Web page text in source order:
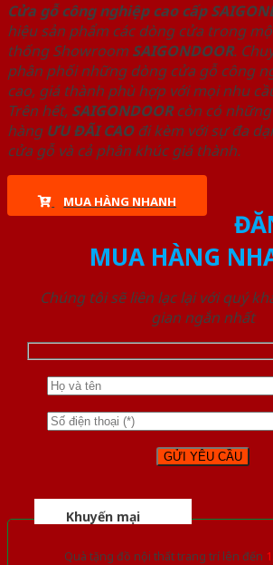
Cửa gỗ công nghiệp cao cấp
hiệu sản phẩm các dòng cửa trong
thống Showroom SAIGONDOOR.
phân phối những dòng cửa gỗ công
cao, giá thành phù hợp với mọi nhu
Trên hết, SAIGONDOORcòn có những
hàng ƯU ĐÃI CAOđi kèm với sự đa
cửa gỗ và cả phân khúc giá thành.
MUA HÀNG NHANH
MUA HÀNG
Chúng tôi sẽ liên lạc lại với quý
gian ngắn nhất
Khuyến mại
Quà tặng đồ nội thất trang trí lên đến